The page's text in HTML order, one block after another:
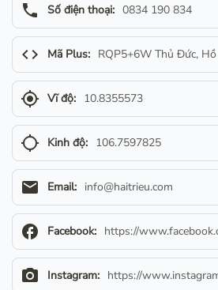
phone Số điện thoại: 0834 190 834
code Mã Plus: RQP5+6W Thủ Đức,
gps_fixed Vĩ độ: 10.8355573
gps_not_fixed Kinh độ: 106.7597825
email Email: info@haitrieu.com
facebook Facebook: https://
camera_alt Instagram: https://